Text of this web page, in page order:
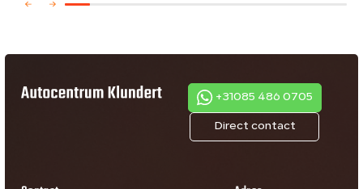
Direct contact
+31085 486 0705